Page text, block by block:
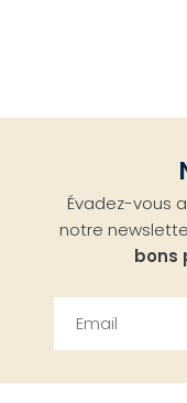
Évadez-vous
notre
bons